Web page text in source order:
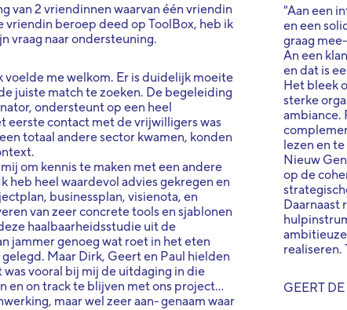
van 2 vriendinnen waarvan één vriendin
beroep deed op ToolBox, heb ik
vraag naar ondersteuning.
me welkom. Er is duidelijk moeite
juiste match te zoeken. De begeleiding
ondersteunt op een heel
eerste contact met de vrijwilligers was
totaal andere sector kwamen, konden
om kennis te maken met een andere
heb heel waardevol advies gekregen en
businessplan, visienota, en
van zeer concrete tools en sjablonen
haalbaarheidsstudie uit de
jammer genoeg wat roet in het eten
Maar Dirk, Geert en Paul hielden
vooral bij mij de uitdaging in die
on track te blijven met ons project...
maar wel zeer aan- genaam waar
"Aan een
en een
graag
An een
en dat is
Het bleek
sterke
ambiance.
lezen en
Nieuw
op de
Daarnaast
realiseren.
GEERT